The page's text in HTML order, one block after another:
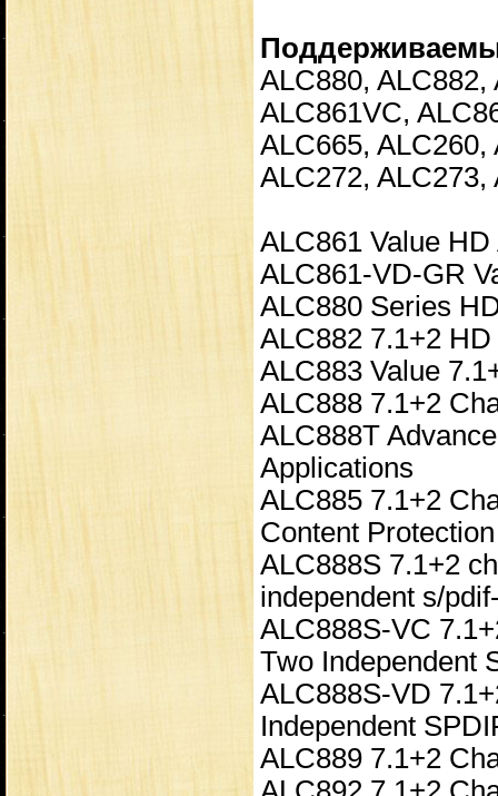
ALC880, ALC882,
ALC861VC,
ALC665, ALC260,
ALC272, ALC273,
ALC861 Value
ALC861-VD-GR
ALC880 Series
ALC882 7.1+2
ALC883 Value
ALC888 7.1+2
ALC888T
Applications
ALC885 7.1+2
Content Protection
ALC888S 7.1+2
independent s/
ALC888S-VC
Two Independent
ALC888S-VD
Independent
ALC889 7.1+2